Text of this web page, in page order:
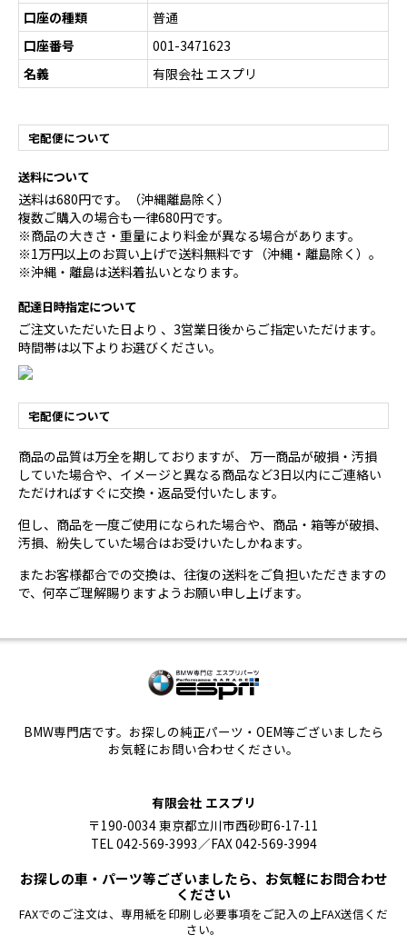
口座の種類
普通
口座番号
001-3471623
名義
有限会社 エスプリ
宅配便について
送料について
送料は680円です。（沖縄離島除く）
複数ご購入の場合も一律680円です。
※商品の大きさ・重量により料金が異なる場合があります。
※1万円以上のお買い上げで送料無料です（沖縄・離島除く）。
※沖縄・離島は送料着払いとなります。
配達日時指定について
ご注文いただいた日より 、3営業日後からご指定いただけます。
時間帯は以下よりお選びください。
宅配便について
商品の品質は万全を期しておりますが、 万一商品が破損・汚損
していた場合や、イメージと異なる商品など3日以内にご連絡い
ただければすぐに交換・返品受付いたします。
但し、商品を一度ご使用になられた場合や、商品・箱等が破損、
汚損、紛失していた場合はお受けいたしかねます。
またお客様都合での交換は、往復の送料をご負担いただきますの
で、何卒ご理解賜りますようお願い申し上げます。
BMW専門店です。お探しの純正パーツ・OEM等ございましたら
お気軽にお問い合わせください。
有限会社 エスプリ
〒190-0034 東京都立川市西砂町6-17-11
TEL 042-569-3993／FAX 042-569-3994
お探しの車・パーツ等ございましたら、お気軽にお問合わせ
ください
FAXでのご注文は、専用紙を印刷し必要事項をご記入の上FAX送信くだ
さい。